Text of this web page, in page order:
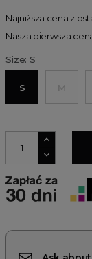
Najniższa cena z
Nasza pierwsza
Size: S
S M